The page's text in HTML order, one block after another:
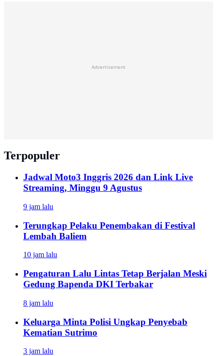
Advertisement
Terpopuler
Jadwal Moto3 Inggris 2026 dan Link Live
Streaming, Minggu 9 Agustus
9 jam lalu
Terungkap Pelaku Penembakan di Festival
Lembah Baliem
10 jam lalu
Pengaturan Lalu Lintas Tetap Berjalan Meski
Gedung Bapenda DKI Terbakar
8 jam lalu
Keluarga Minta Polisi Ungkap Penyebab
Kematian Sutrimo
3 jam lalu